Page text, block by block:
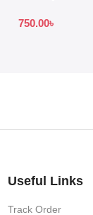
Bangladesh
750.00৳
Useful Links
Track Order